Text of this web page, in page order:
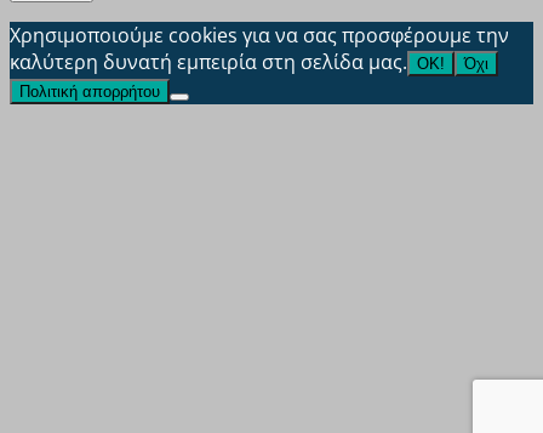
Χρησιμοποιούμε cookies για να σας προσφέρουμε την
καλύτερη δυνατή εμπειρία στη σελίδα μας. ΟΚ!
Όχι
Πολιτική απορρήτου